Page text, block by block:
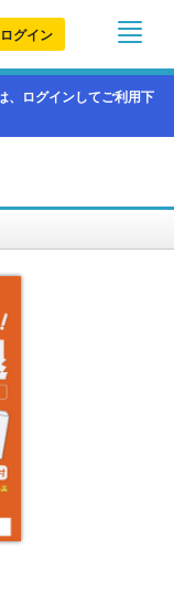
ログイン
、ログインしてご利用下